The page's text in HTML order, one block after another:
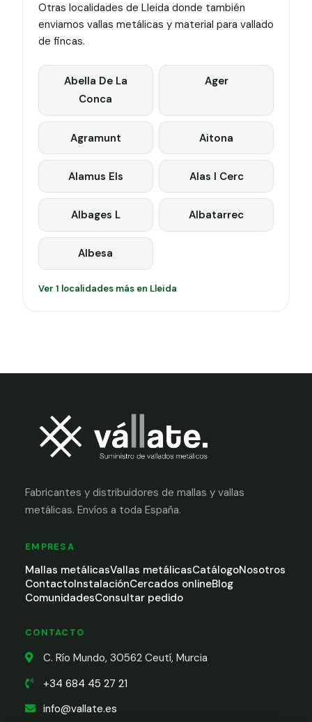
Otras localidades de Lleida donde también
enviamos vallas metálicas y material para vallado
de fincas.
Abella De La
Conca
Ager
Agramunt Aitona
Alamus Els Alas I Cerc
Albages L Albatarrec
Albesa
Ver 1 localidades más en Lleida
Fabricantes y distribuidores de mallas y vallas
metálicas. Envíos a toda España.
EMPRESA
Mallas metálicasVallas metálicasCatálogoNosotros
ContactoInstalaciónCercados onlineBlog
ComunidadesConsultar pedido
CONTACTO
C. Río Mundo, 30562 Ceutí, Murcia
+34 684 45 27 21
info@vallate.es